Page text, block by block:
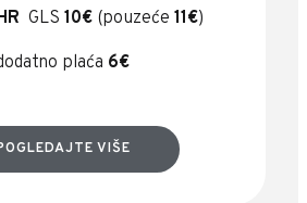
GLS 10€ (pouzeće 11€)
plaća 6€
VIŠE